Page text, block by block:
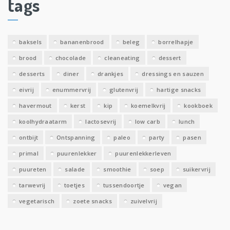
e
v
tags
baksels bananenbrood beleg borrelhapje
brood chocolade cleaneating dessert
desserts diner drankjes dressings en sauzen
eivrij enummervrij glutenvrij hartige snacks
havermout kerst kip koemelkvrij kookboek
koolhydraatarm lactosevrij low carb lunch
ontbijt Ontspanning paleo party pasen
primal puurenlekker puurenlekkerleven
puureten salade smoothie soep suikervrij
tarwevrij toetjes tussendoortje vegan
vegetarisch zoete snacks zuivelvrij